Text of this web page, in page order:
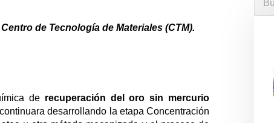
de Tecnología de Materiales (CTM).
de recuperación del oro sin mercurio
desarrollando la etapa Concentración